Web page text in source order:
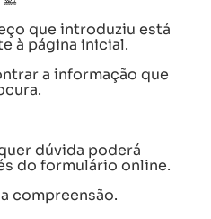
que introduziu está
à página inicial.
a informação que
dúvida poderá
do formulário online.
compreensão.